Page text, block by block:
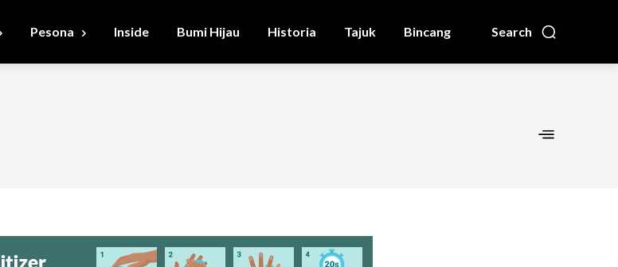
Search
Pesona Inside Bumi Hijau Historia Tajuk Bincang